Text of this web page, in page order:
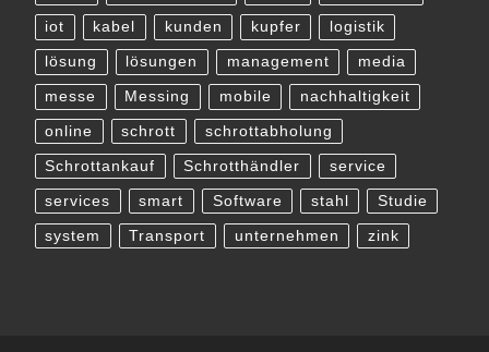
iot kabel kunden kupfer logistik
lösung lösungen management media
messe Messing mobile nachhaltigkeit
online schrott schrottabholung
Schrottankauf Schrotthändler service
services smart Software stahl Studie
system Transport unternehmen zink